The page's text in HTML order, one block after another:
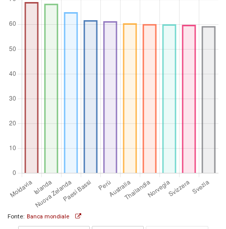
aggregato
Fonte: Banca mondiale